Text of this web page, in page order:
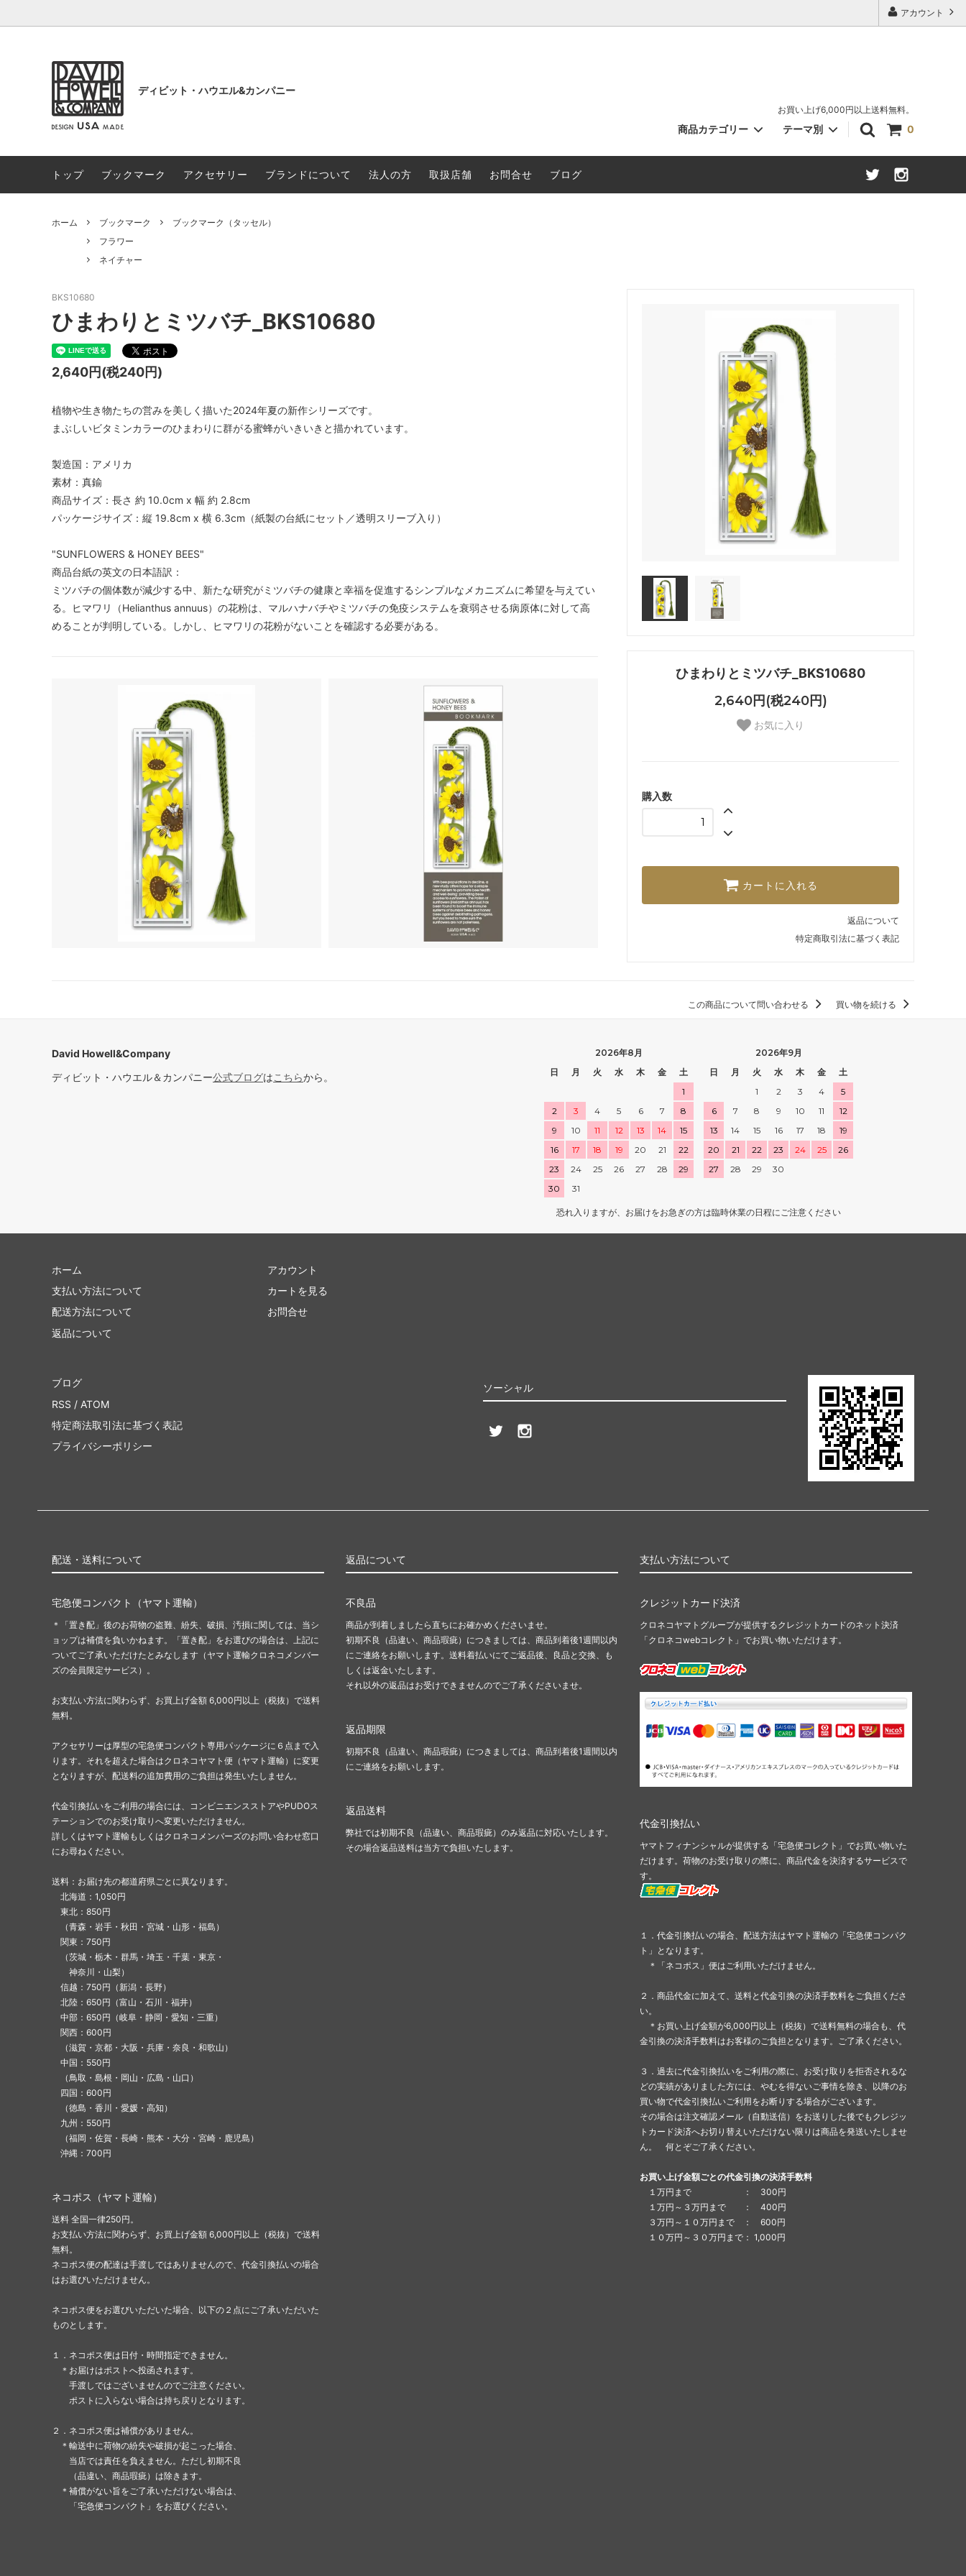
アカウント
ディビット・ハウエル&カンパニー
お買い上げ6,000円以上送料無料。
0
商品カテゴリー
ブックマーク アクセサリー
テーマ別
NEW！ フランク・ロイド・ライト 浮世絵
アート
フラワー
日本画・水墨画・新版画
トップ ブックマーク アクセサリー ブランドについて 法人の方 取扱店舗 お問合せ ブログ
ホーム ブックマーク
ブックマーク（タッセル）
フラワー
ネイチャー
ひまわりとミツバチ_BKS10680
2,640円(税240円)
お気に入り
購入数
カートに入れる
返品について
特定商取引法に基づく表記
BKS10680
ひまわりとミツバチ_BKS10680
2,640円(税240円)
植物や生き物たちの営みを美しく描いた2024年夏の新作シリーズです。
まぶしいビタミンカラーのひまわりに群がる蜜蜂がいきいきと描かれています。
製造国：アメリカ
素材：真鍮
商品サイズ：長さ 約 10.0cm x 幅 約 2.8cm
パッケージサイズ：縦 19.8cm x 横 6.3cm（紙製の台紙にセット／透明スリーブ入り）
"SUNFLOWERS & HONEY BEES"
商品台紙の英文の日本語訳：
ミツバチの個体数が減少する中、新たな研究がミツバチの健康と幸福を促進するシンプルなメカニズムに希望を与えてい
る。ヒマワリ（Helianthus annuus）の花粉は、マルハナバチやミツバチの免疫システムを衰弱させる病原体に対して高
めることが判明している。しかし、ヒマワリの花粉がないことを確認する必要がある。
この商品について問い合わせる 買い物を続ける
David Howell&Company
ディビット・ハウエル＆カンパニー公式ブログはこちらから。
2026年8月
日
月 火 水 木 金
土
1
2
3 4 5 6 7
8
9
10 11 12 13 14
15
16
17 18 19 20 21
22
23
24 25 26 27 28
29
30
31
2026年9月
日
月 火 水 木 金
土
1
2 3 4
5
6
7 8 9 10 11
12
13
14 15 16 17 18
19
20
21 22 23 24 25
26
27
28 29 30
恐れ入りますが、お届けをお急ぎの方は臨時休業の日程にご注意ください
ホーム
支払い方法について
配送方法について
返品について
アカウント
カートを見る
お問合せ
ソーシャル
ブログ
RSS / ATOM
特定商法取引法に基づく表記
プライバシーポリシー
配送・送料について
宅急便コンパクト（ヤマト運輸）
＊「置き配」後のお荷物の盗難、紛失、破損、汚損に関しては、当シ
ョップは補償を負いかねます。「置き配」をお選びの場合は、上記に
ついてご了承いただけたとみなします（ヤマト運輸クロネコメンバー
ズの会員限定サービス）。
お支払い方法に関わらず、お買上げ金額 6,000円以上（税抜）で送料
無料。
アクセサリーは厚型の宅急便コンパクト専用パッケージに６点まで入
ります。それを超えた場合はクロネコヤマト便（ヤマト運輸）に変更
となりますが、配送料の追加費用のご負担は発生いたしません。
代金引換払いをご利用の場合には、コンビニエンスストアやPUDOス
テーションでのお受け取りへ変更いただけません。
詳しくはヤマト運輸もしくはクロネコメンバーズのお問い合わせ窓口
にお尋ねください。
送料：お届け先の都道府県ごとに異なります。
北海道：1,050円
東北：850円
（青森・岩手・秋田・宮城・山形・福島）
関東：750円
（茨城・栃木・群馬・埼玉・千葉・東京・
神奈川・山梨）
信越：750円（新潟・長野）
北陸：650円（富山・石川・福井）
中部：650円（岐阜・静岡・愛知・三重）
関西：600円
（滋賀・京都・大阪・兵庫・奈良・和歌山）
中国：550円
（鳥取・島根・岡山・広島・山口）
四国：600円
（徳島・香川・愛媛・高知）
九州：550円
（福岡・佐賀・長崎・熊本・大分・宮崎・鹿児島）
沖縄：700円
ネコポス（ヤマト運輸）
送料 全国一律250円。
お支払い方法に関わらず、お買上げ金額 6,000円以上（税抜）で送料
無料。
ネコポス便の配達は手渡しではありませんので、代金引換払いの場合
はお選びいただけません。
ネコポス便をお選びいただいた場合、以下の２点にご了承いただいた
ものとします。
１．ネコポス便は日付・時間指定できません。
＊お届けはポストへ投函されます。
手渡しではございませんのでご注意ください。
ポストに入らない場合は持ち戻りとなります。
２．ネコポス便は補償がありません。
＊輸送中に荷物の紛失や破損が起こった場合、
当店では責任を負えません。ただし初期不良
（品違い、商品瑕疵）は除きます。
＊補償がない旨をご了承いただけない場合は、
「宅急便コンパクト」をお選びください。
返品について
不良品
商品が到着しましたら直ちにお確かめくださいませ。
初期不良（品違い、商品瑕疵）につきましては、商品到着後1週間以内
にご連絡をお願いします。送料着払いにてご返品後、良品と交換、も
しくは返金いたします。
それ以外の返品はお受けできませんのでご了承くださいませ。
返品期限
初期不良（品違い、商品瑕疵）につきましては、商品到着後1週間以内
にご連絡をお願いします。
返品送料
弊社では初期不良（品違い、商品瑕疵）のみ返品に対応いたします。
その場合返品送料は当方で負担いたします。
支払い方法について
クレジットカード決済
クロネコヤマトグループが提供するクレジットカードのネット決済
「クロネコwebコレクト」でお買い物いただけます。
代金引換払い
ヤマトフィナンシャルが提供する「宅急便コレクト」でお買い物いた
だけます。荷物のお受け取りの際に、商品代金を決済するサービスで
す。
１．代金引換払いの場合、配送方法はヤマト運輸の「宅急便コンパク
ト」となります。
＊「ネコポス」便はご利用いただけません。
２．商品代金に加えて、送料と代金引換の決済手数料をご負担くださ
い。
＊お買い上げ金額が6,000円以上（税抜）で送料無料の場合も、代
金引換の決済手数料はお客様のご負担となります。ご了承ください。
３．過去に代金引換払いをご利用の際に、お受け取りを拒否されるな
どの実績がありました方には、やむを得ないご事情を除き、以降のお
買い物で代金引換払いご利用をお断りする場合がございます。
その場合は注文確認メール（自動送信）をお送りした後でもクレジッ
トカード決済へお切り替えいただけない限りは商品を発送いたしませ
ん。 何とぞご了承ください。
お買い上げ金額ごとの代金引換の決済手数料
１万円まで ： 300円
１万円～３万円まで ： 400円
３万円～１０万円まで ： 600円
１０万円～３０万円まで： 1,000円